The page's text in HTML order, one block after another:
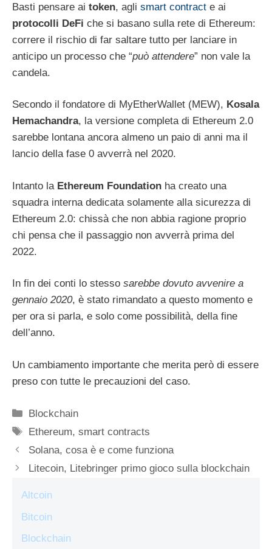
Basti pensare ai token, agli smart contract e ai
protocolli DeFi che si basano sulla rete di Ethereum:
correre il rischio di far saltare tutto per lanciare in
anticipo un processo che “può attendere” non vale la
candela.
Secondo il fondatore di MyEtherWallet (MEW), Kosala
Hemachandra, la versione completa di Ethereum 2.0
sarebbe lontana ancora almeno un paio di anni ma il
lancio della fase 0 avverrà nel 2020.
Intanto la Ethereum Foundation ha creato una
squadra interna dedicata solamente alla sicurezza di
Ethereum 2.0: chissà che non abbia ragione proprio
chi pensa che il passaggio non avverrà prima del
2022.
In fin dei conti lo stesso sarebbe dovuto avvenire a
gennaio 2020, è stato rimandato a questo momento e
per ora si parla, e solo come possibilità, della fine
dell’anno.
Un cambiamento importante che merita però di essere
preso con tutte le precauzioni del caso.
Categorie
Blockchain
Tag
Ethereum,smart contracts
Solana, cosa è e come funziona
Litecoin, Litebringer primo gioco sulla blockchain
Altcoin
Bitcoin
Blockchain